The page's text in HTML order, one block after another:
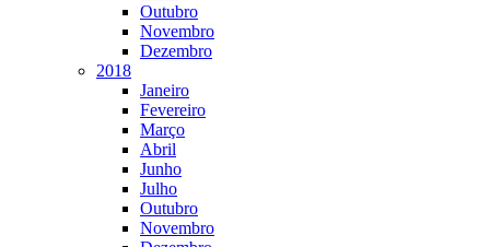
Outubro
Novembro
Dezembro
2018
Janeiro
Fevereiro
Março
Abril
Junho
Julho
Outubro
Novembro